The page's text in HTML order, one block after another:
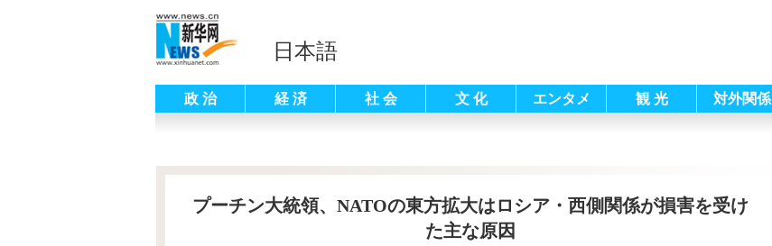
日本語
政 治 経 済 社 会 文 化 エンタメ 観 光 対外関係
プーチン大統領、NATOの東方拡大はロシア・西側関係が損害を受け
た主な原因